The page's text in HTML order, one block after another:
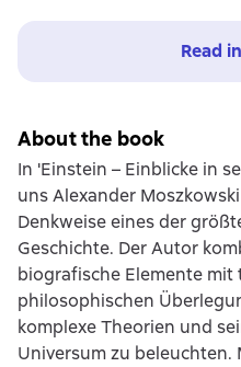
Read
About the book
In 'Einstein – Einblicke in
uns Alexander
Denkweise eines der
Geschichte. Der Autor
biografische Elemente
philosophischen
komplexe Theorien und
Universum zu